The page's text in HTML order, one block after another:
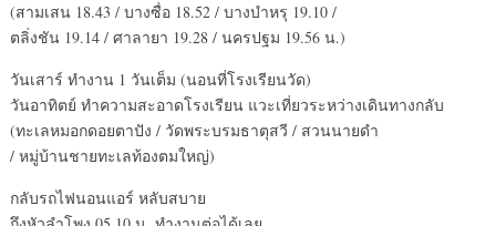
(สามเสน 18.43 / บางซื่อ 18.52 / บางบำหรุ 19.10 /
ตลิ่งชัน 19.14 / ศาลายา 19.28 / นครปฐม 19.56 น.)
วันเสาร์ ทำงาน 1 วันเต็ม (นอนที่โรงเรียนวัด)
วันอาทิตย์ ทำความสะอาดโรงเรียน แวะเที่ยวระหว่างเดินทางกลับ
(ทะเลหมอกดอยตาปัง / วัดพระบรมธาตุสวี / สวนนายดำ
/ หมู่บ้านชายทะเลท้องตมใหญ่)
กลับรถไฟนอนแอร์ หลับสบาย